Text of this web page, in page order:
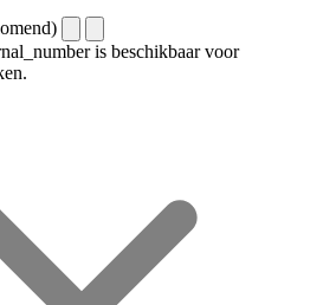
is beschikbaar voor